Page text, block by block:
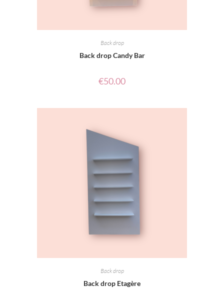
Back drop
Back drop Candy Bar
€50.00
Back drop
Back drop Etagère